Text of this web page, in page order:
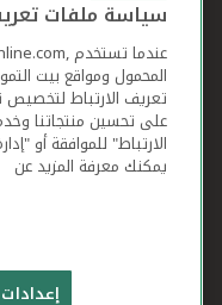
بيت التمويل
شروط وأحكام
سياسة ملفات
المحمول ومواقع بيت
تعريف الارتباط لتخصيص
على تحسين منتجاتنا
الارتباط" للموافقة أو
يمكنك معرفة المزيد عن